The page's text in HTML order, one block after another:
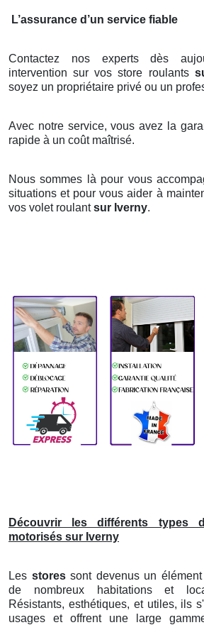
L’assurance d’un service fiable
Contactez nos experts dès
intervention sur vos store roulants
soyez un propriétaire privé ou un
Avec notre service, vous avez la
rapide à un coût maîtrisé.
Nous sommes là pour vous
situations et pour vous aider à
vos volet roulantsur Iverny.
Découvrir les différents types
motorisés sur Iverny
Les storessont devenus un élément
de nombreux habitations et
Résistants, esthétiques, et utiles, ils
usages et offrent une large